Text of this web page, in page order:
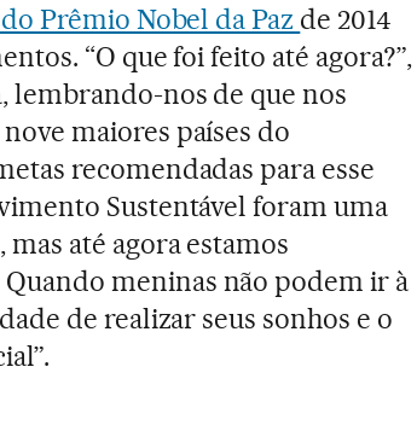
Prêmio Nobel da Paz de 2014
“O que foi feito até agora?”,
lembrando-nos de que nos
maiores países do
recomendadas para esse
Sustentável foram uma
até agora estamos
meninas não podem ir à
de realizar seus sonhos e o